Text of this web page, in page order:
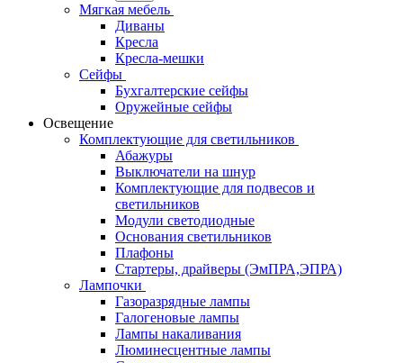
Мягкая мебель
Диваны
Кресла
Кресла-мешки
Сейфы
Бухгалтерские сейфы
Оружейные сейфы
Освещение
Комплектующие для светильников
Абажуры
Выключатели на шнур
Комплектующие для подвесов и
светильников
Модули светодиодные
Основания светильников
Плафоны
Стартеры, драйверы (ЭмПРА,ЭПРА)
Лампочки
Газоразрядные лампы
Галогеновые лампы
Лампы накаливания
Люминесцентные лампы